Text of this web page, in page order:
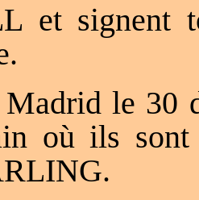
et signent
le 30
où ils